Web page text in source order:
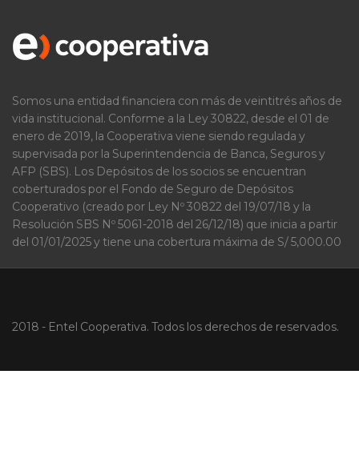
Somos una entidad financiera con más de veintitrés años de
vida institucional. Conforme a la Ley 30822, desde el 01 de
enero de 2019, la Cooperativa viene siendo regulada y
supervisada por la Superintendencia de Banca, Seguros y
AFP (SBS). Los Depósitos de los socios se encuentran
coberturados por el Fondo de Seguro de Depósitos
Cooperativo (creado por Ley Nº 30822 del 19/07/18 y la
Resolución SBS Nº 5061-2018 del 26/12/18) que inicia a partir
del 01/01/2025 y tiene una cobertura máxima de S/ 5,000.00
2018 - Entel Cooperativa. Todos los derechos de reservados.